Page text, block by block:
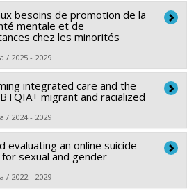
Papyrus
besoins de promotion de la
mentale et de
chez les minorités
/ 2025 - 2029
Ferlatte
de recherche du Québec -
Bourse de chercheur-boursier :
integrated care and the
migrant and racialized
/ 2024 - 2029
Ou Jin Lee
Ramírez García,
Sansfaçon
evaluating an online suicide
sexual and gender
/ 2022 - 2029